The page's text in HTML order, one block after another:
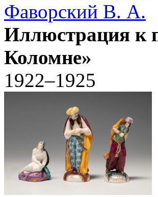
Фаворский В. А.
Иллюстрация к
Коломне»
1922–1925